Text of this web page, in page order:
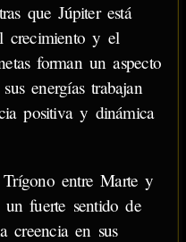
que Júpiter está
crecimiento y el
forman un aspecto
energías trabajan
positiva y dinámica
entre Marte y
un fuerte sentido de
creencia en sus